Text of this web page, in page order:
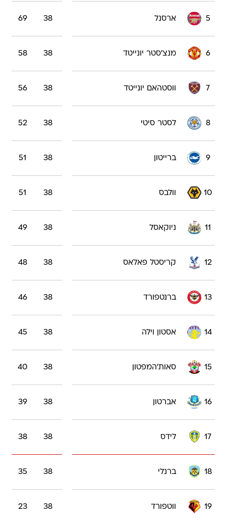
5 ארסנל 38
69
6 מנצ'סטר יונייטד 38
58
7 ווסטהאם יונייטד 38
56
8 לסטר סיטי 38
52
9 ברייטון 38
51
10 וולבס 38
51
11 ניוקאסל 38
49
12 קריסטל פאלאס 38
48
13 ברנטפורד 38
46
14 אסטון וילה 38
45
15 סאות'המפטון 38
40
16 אברטון 38
39
17 לידס 38
38
18 ברנלי 38
35
19 ווטפורד 38
23